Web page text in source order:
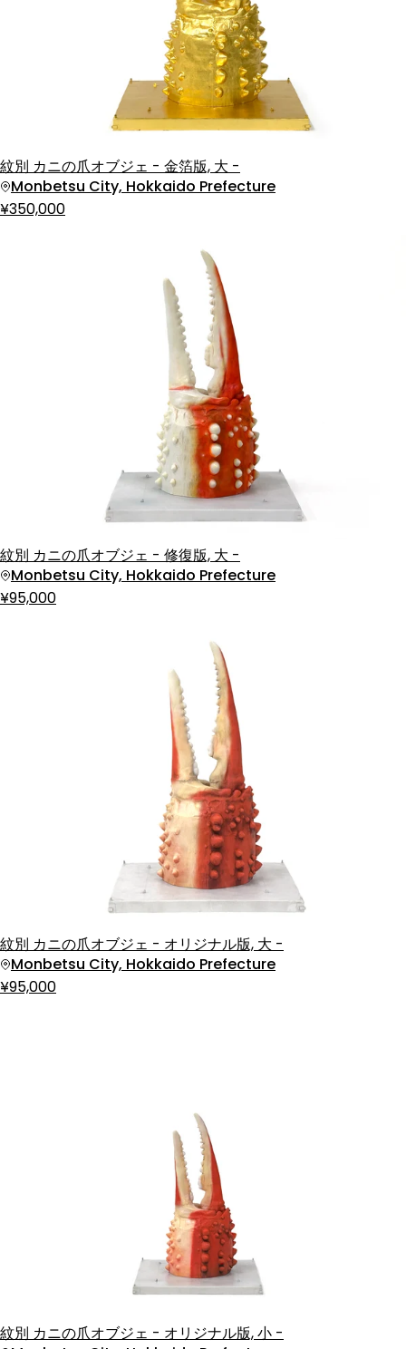
紋別 カニの爪オブジェ - 金箔版, 大 -
Monbetsu City, Hokkaido Prefecture
¥350,000
紋別 カニの爪オブジェ - 修復版, 大 -
Monbetsu City, Hokkaido Prefecture
¥95,000
紋別 カニの爪オブジェ - オリジナル版, 大 -
Monbetsu City, Hokkaido Prefecture
¥95,000
紋別 カニの爪オブジェ - オリジナル版, 小 -